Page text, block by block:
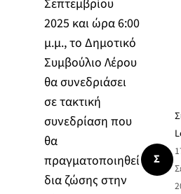
Σεπτεμβρίου
2025 και ώρα 6:00
μ.μ., το Δημοτικό
Συμβούλιο Λέρου
θα συνεδριάσει
σε τακτική
συνεδρίαση που
θα
πραγματοποιηθεί
δια ζώσης στην
Σ